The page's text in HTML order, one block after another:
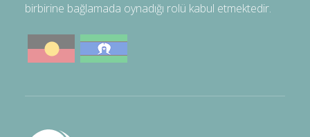
birbirine bağlamada oynadığı rolü kabul etmektedir.